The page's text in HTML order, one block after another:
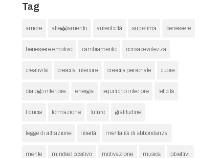
Tag
amore atteggiamento autenticità autostima benessere
benessere emotivo cambiamento consapevolezza
creatività crescita interiore crescita personale cuore
dialogo interiore energia equilibrio interiore felicità
fiducia formazione futuro gratitudine
legge di attrazione libertà mentalità di abbondanza
mente mindset positivo motivazione musica obiettivi